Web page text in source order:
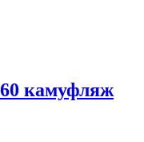
камуфляж